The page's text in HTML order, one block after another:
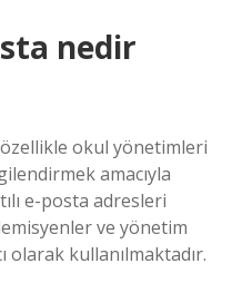
nedir
okul yönetimleri
amacıyla
e-posta adresleri
ve yönetim
olarak kullanılmaktadır.